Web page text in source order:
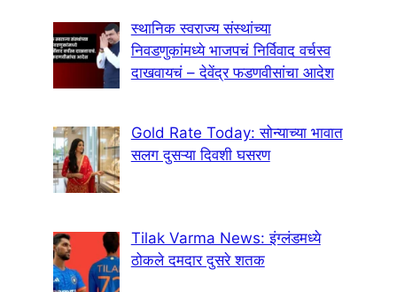
स्थानिक स्वराज्य संस्थांच्या
निवडणुकांमध्ये भाजपचं निर्विवाद वर्चस्व
दाखवायचं – देवेंद्र फडणवीसांचा आदेश
Gold Rate Today: सोन्याच्या भावात
सलग दुसऱ्या दिवशी घसरण
Tilak Varma News: इंग्लंडमध्ये
ठोकले दमदार दुसरे शतक